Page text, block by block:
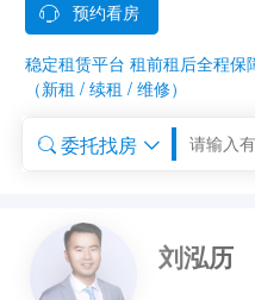
稳定租赁平台 租前租后全程保
（新租 / 续租 / 维修）

 委托找房 
刘泓历